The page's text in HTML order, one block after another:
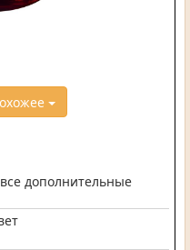
дополнительные